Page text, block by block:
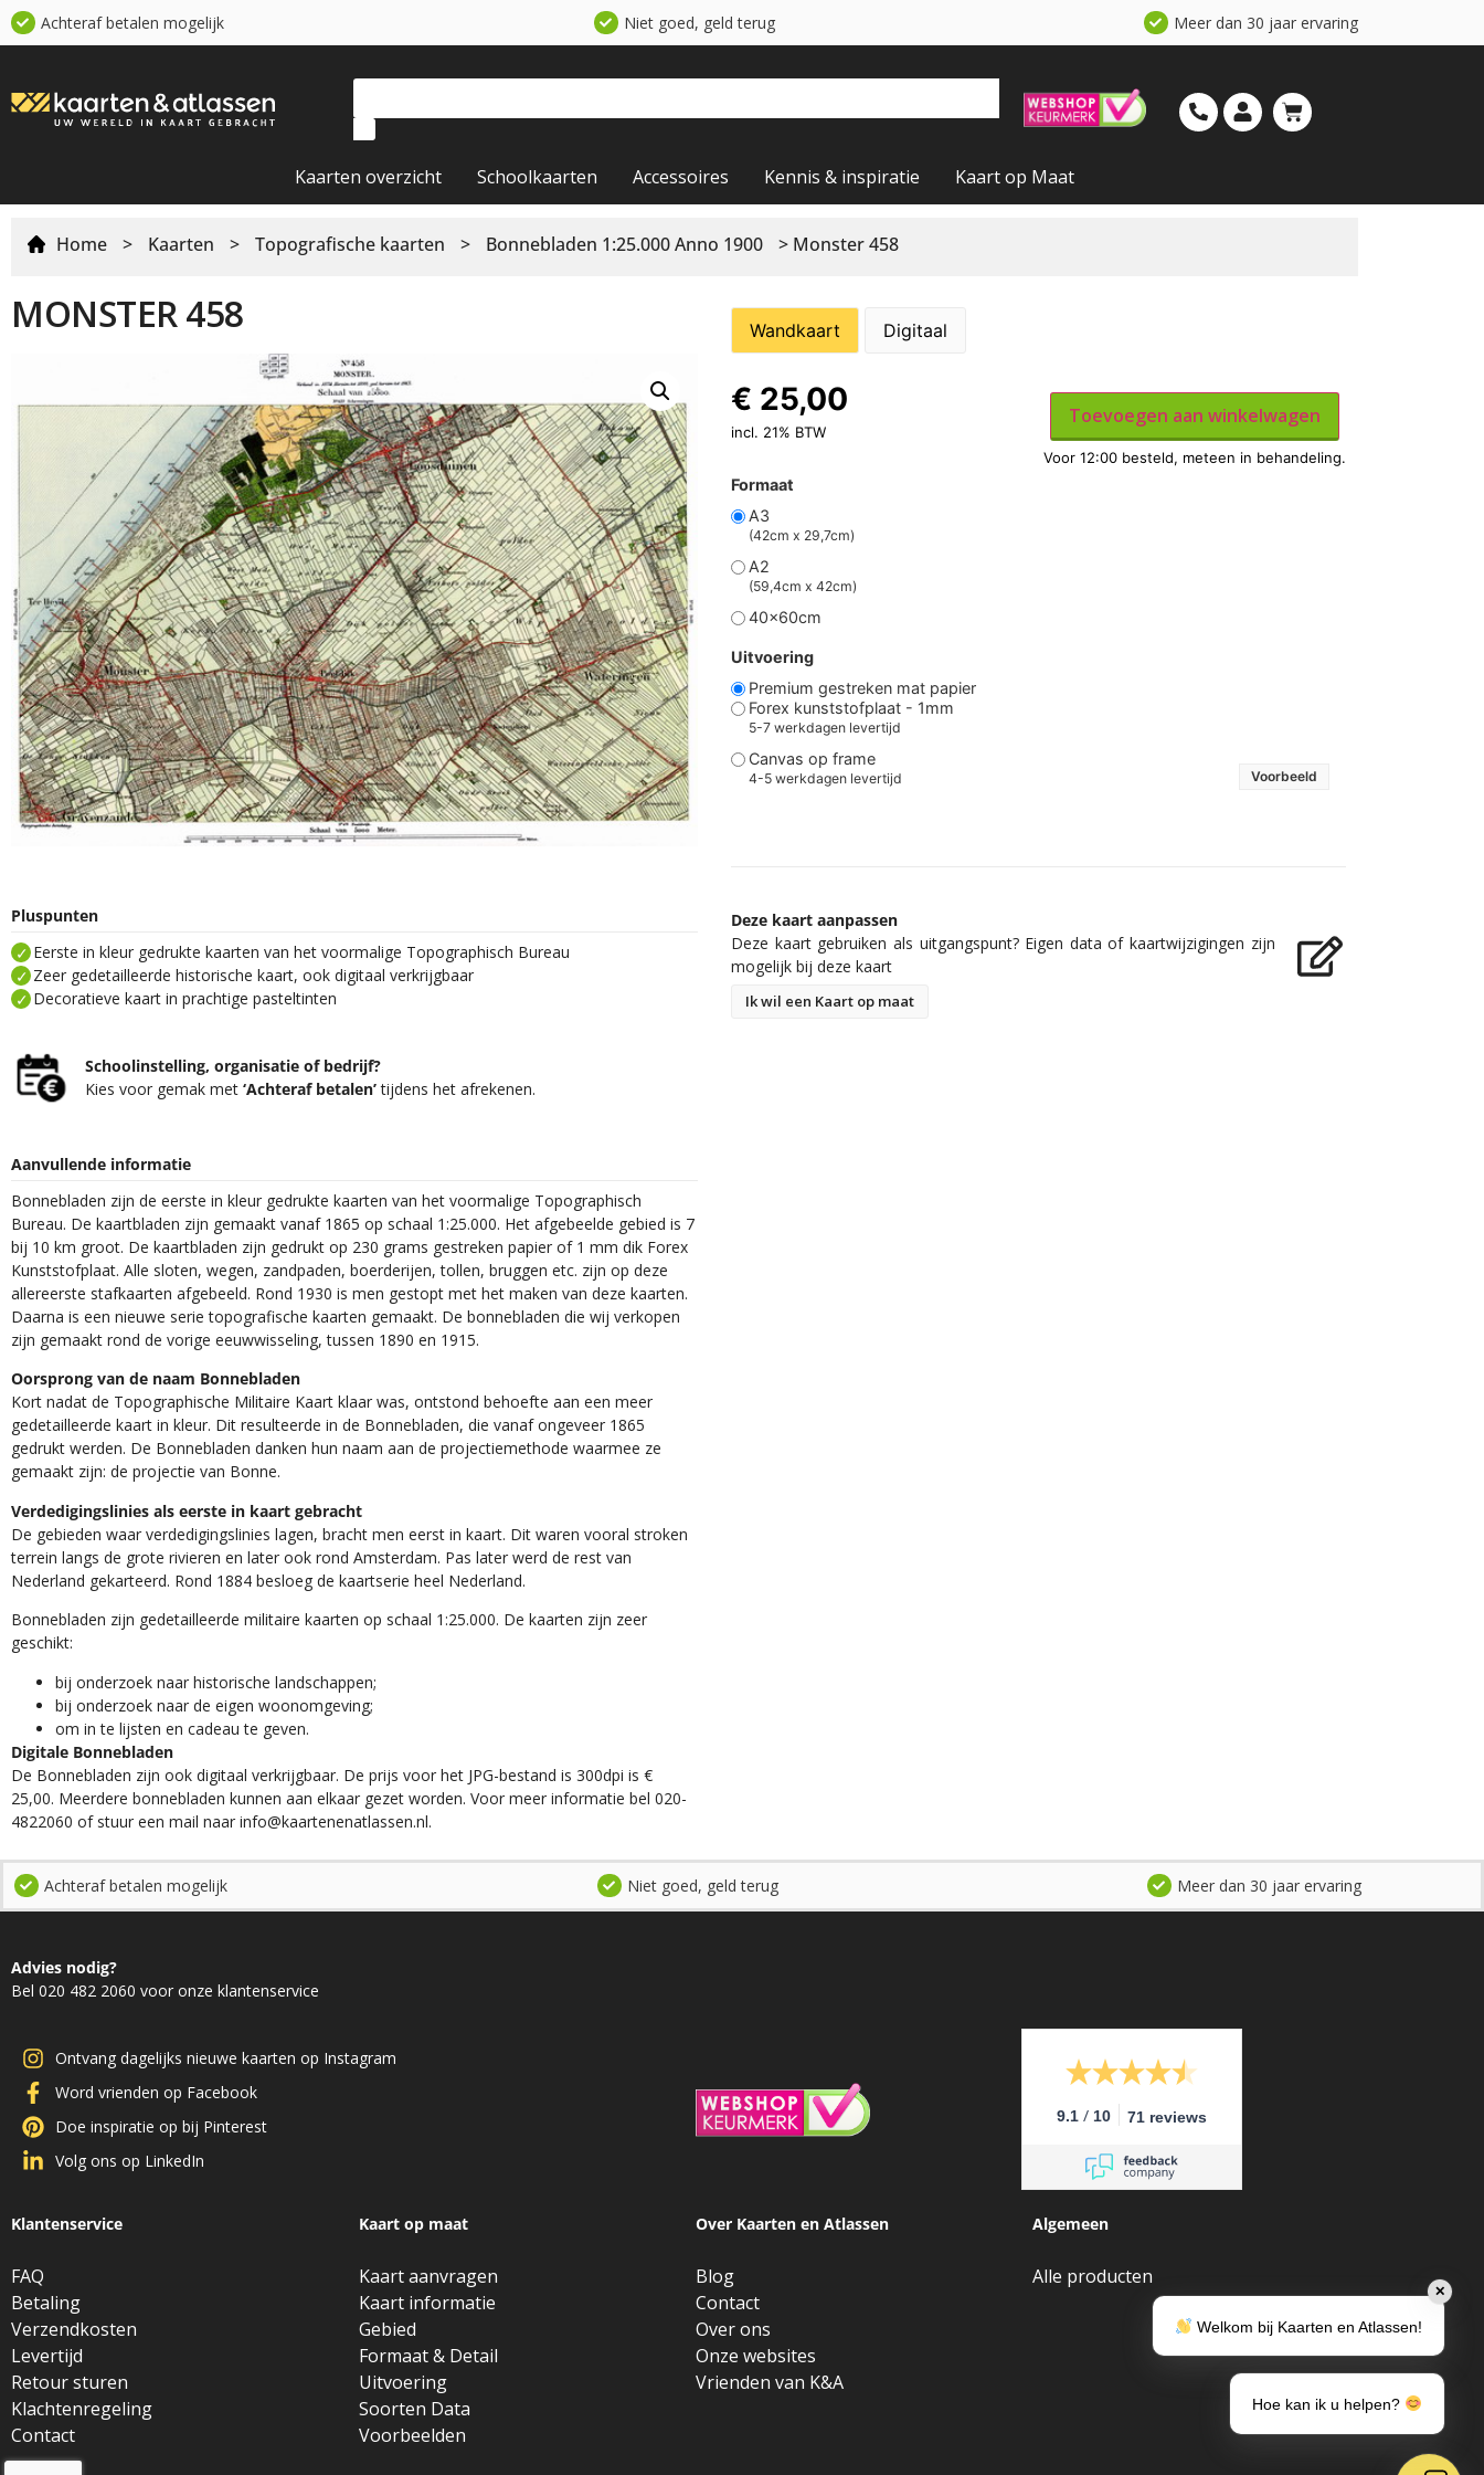
Achteraf betalen mogelijk Niet goed, geld terug Meer dan 30 jaar ervaring
Kaarten overzicht Schoolkaarten Accessoires Kennis & inspiratie Kaart op Maat
Home > Kaarten > Topografische kaarten > Bonnebladen 1:25.000 Anno 1900 > Monster 458
MONSTER 458
Pluspunten
Eerste in kleur gedrukte kaarten van het voormalige Topographisch Bureau
Zeer gedetailleerde historische kaart, ook digitaal verkrijgbaar
Decoratieve kaart in prachtige pasteltinten
Schoolinstelling, organisatie of bedrijf?
Kies voor gemak met‘Achteraf betalen’tijdens het afrekenen.
Aanvullende informatie
Bonnebladen zijn de eerste in kleur gedrukte kaarten van het voormalige Topographisch
Bureau. De kaartbladen zijn gemaakt vanaf 1865 op schaal 1:25.000. Het afgebeelde gebied is 7
bij 10 km groot. De kaartbladen zijn gedrukt op 230 grams gestreken papier of 1 mm dik Forex
Kunststofplaat. Alle sloten, wegen, zandpaden, boerderijen, tollen, bruggen etc. zijn op deze
allereerste stafkaarten afgebeeld. Rond 1930 is men gestopt met het maken van deze kaarten.
Daarna is een nieuwe serie topografische kaarten gemaakt. De bonnebladen die wij verkopen
zijn gemaakt rond de vorige eeuwwisseling, tussen 1890 en 1915.
Oorsprong van de naam Bonnebladen
Kort nadat de Topographische Militaire Kaart klaar was, ontstond behoefte aan een meer
gedetailleerde kaart in kleur. Dit resulteerde in de Bonnebladen, die vanaf ongeveer 1865
gedrukt werden. De Bonnebladen danken hun naam aan de projectiemethode waarmee ze
gemaakt zijn: de projectie van Bonne.
Verdedigingslinies als eerste in kaart gebracht
De gebieden waar verdedigingslinies lagen, bracht men eerst in kaart. Dit waren vooral stroken
terrein langs de grote rivieren en later ook rond Amsterdam. Pas later werd de rest van
Nederland gekarteerd. Rond 1884 besloeg de kaartserie heel Nederland.
Bonnebladen zijn gedetailleerde militaire kaarten op schaal 1:25.000. De kaarten zijn zeer
geschikt:​
​bij onderzoek naar historische landschappen;
bij onderzoek naar de eigen woonomgeving;
om in te lijsten en cadeau te geven.
Digitale Bonnebladen
De Bonnebladen zijn ook digitaal verkrijgbaar. De prijs voor het JPG-bestand is 300dpi is €
25,00. Meerdere bonnebladen kunnen aan elkaar gezet worden. Voor meer informatie bel 020-
4822060 of stuur een mail naar info@kaartenenatlassen.nl.
Wandkaart Digitaal
Formaat
A3
(42cm x 29,7cm)
A2
(59,4cm x 42cm)
40x60cm
Uitvoering
Premium gestreken mat papier
Forex kunststofplaat - 1mm
5-7 werkdagen levertijd
Canvas op frame
4-5 werkdagen levertijd Voorbeeld
€ 25,00
incl. 21% BTW
Toevoegen aan winkelwagen
Deze kaart aanpassen
Deze kaart gebruiken als uitgangspunt? Eigen data of kaartwijzigingen zijn
mogelijk bij deze kaart
Ik wil een Kaart op maat
Achteraf betalen mogelijk Niet goed, geld terug Meer dan 30 jaar ervaring
Advies nodig?
Bel 020 482 2060 voor onze klantenservice
Ontvang dagelijks nieuwe kaarten op Instagram
Word vrienden op Facebook
Doe inspiratie op bij Pinterest
Volg ons op LinkedIn
9.1 / 10 71 reviews
Klantenservice
FAQ
Betaling
Verzendkosten
Levertijd
Retour sturen
Klachtenregeling
Contact
Kaart op maat
Kaart aanvragen
Kaart informatie
Gebied
Formaat & Detail
Uitvoering
Soorten Data
Voorbeelden
Over Kaarten en Atlassen
Blog
Contact
Over ons
Onze websites
Vrienden van K&A
Algemeen
Alle producten
✕
Welkom bij Kaarten en Atlassen!
Hoe kan ik u helpen?